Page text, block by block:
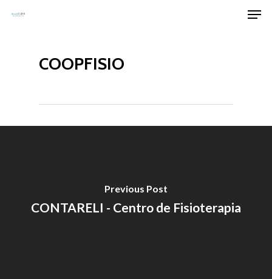
Skip
contentCOOPFISIO
Previous Post
CONTARELI - Centro de Fisioterapia